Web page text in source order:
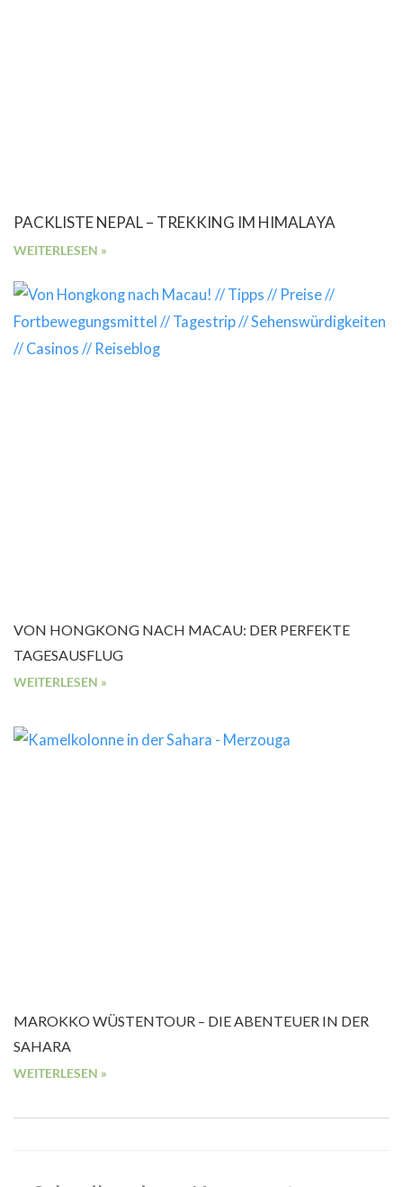
PACKLISTE NEPAL – TREKKING IM HIMALAYA
WEITERLESEN »
VON HONGKONG NACH MACAU: DER PERFEKTE
TAGESAUSFLUG
WEITERLESEN »
MAROKKO WÜSTENTOUR – DIE ABENTEUER IN DER
SAHARA
WEITERLESEN »